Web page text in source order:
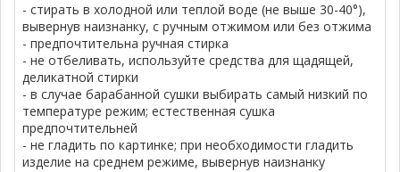
- стирать в холодной или теплой воде (не выше 30-40°),
вывернув наизнанку, с ручным отжимом или без отжима
- предпочтительна ручная стирка
- не отбеливать, используйте средства для щадящей,
деликатной стирки
- в случае барабанной сушки выбирать самый низкий по
температуре режим; естественная сушка
предпочтительней
- не гладить по картинке; при необходимости гладить
изделие на среднем режиме, вывернув наизнанку